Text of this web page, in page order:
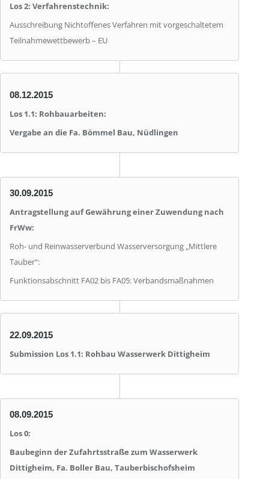
Los 2: Verfahrenstechnik:
Ausschreibung Nichtoffenes Verfahren mit vorgeschaltetem
Teilnahmewettbewerb – EU
08.12.2015
Los 1.1: Rohbauarbeiten:
Vergabe an die Fa. Bömmel Bau, Nüdlingen
30.09.2015
Antragstellung auf Gewährung einer Zuwendung nach
FrWw:
Roh- und Reinwasserverbund Wasserversorgung „Mittlere
Tauber“:
Funktionsabschnitt FA02 bis FA05: Verbandsmaßnahmen
22.09.2015
Submission Los 1.1: Rohbau Wasserwerk Dittigheim
08.09.2015
Los 0:
Baubeginn der Zufahrtsstraße zum Wasserwerk
Dittigheim, Fa. Boller Bau, Tauberbischofsheim